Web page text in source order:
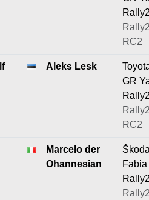
RC2
Aleks Lesk
GR
RC2
Marcelo der
Ohannesian